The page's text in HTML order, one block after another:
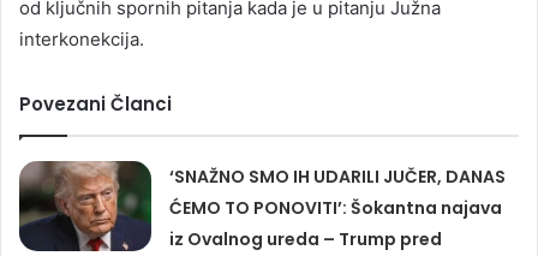
od ključnih spornih pitanja kada je u pitanju Južna
interkonekcija.
Povezani Članci
‘SNAŽNO SMO IH UDARILI JUČER, DANAS
ĆEMO TO PONOVITI’: Šokantna najava
iz Ovalnog ureda – Trump pred